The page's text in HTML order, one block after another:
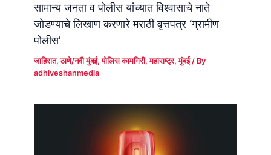
सामान्य जनता व पोलीस यांच्यात विश्वासाचे नाते
जोडण्याचे लिखाण करणारे मराठी वृत्तपत्र ‘ग्रामीण
पोलीस’
जाहिरात,ठाणे/नवी मुंबई,पोलिस कामगिरी,महाराष्ट्र,मुंबई/ By
adhiveshanmedia